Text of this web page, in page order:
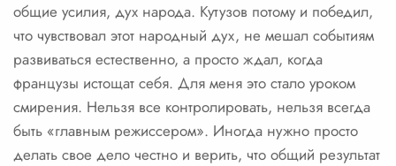
общие усилия, дух народа. Кутузов потому и победил,
что чувствовал этот народный дух, не мешал событиям
развиваться естественно, а просто ждал, когда
французы истощат себя. Для меня это стало уроком
смирения. Нельзя все контролировать, нельзя всегда
быть «главным режиссером». Иногда нужно просто
делать свое дело честно и верить, что общий результат